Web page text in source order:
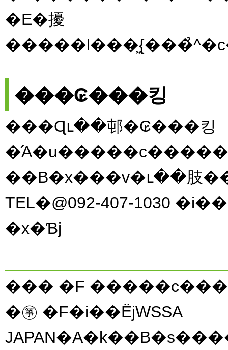
�E�擾
���₢���킹
���Ɋւ��邨�₢���킹
TEL�@092-407-1030
�x�Ɓj
��� �F
�㉇ �F�i��ЁjWSSA